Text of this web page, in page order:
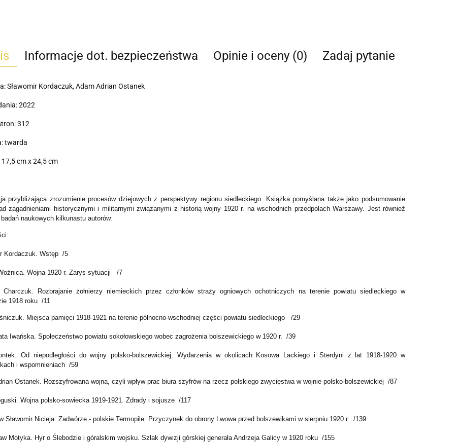
Informacje dot. bezpieczeństwa Opinie i oceny (0) Zadaj pytanie
Sławomir Kordaczuk, Adam Adrian Ostanek
2022
312
twarda
cm x 24,5 cm
przybliżająca zrozumienie procesów dziejowych z perspektywy regionu siedleckiego. Książka pomyślana także jako podsumowanie
zagadnieniami historycznymi i militarnymi związanymi z historią wojny 1920 r. na wschodnich przedpolach Warszawy. Jest również
naukowych kilkunastu autorów.
Kordaczuk. Wstęp /5
Wojna 1920 r. Zarys sytuacji /7
Charczuk. Rozbrajanie żołnierzy niemieckich przez członków straży ogniowych ochotniczych na terenie powiatu siedleckiego w
1918 roku /11
Miejsca pamięci 1918-1921 na terenie północno-wschodniej części powiatu siedleckiego /29
Iwańska. Społeczeństwo powiatu sokołowskiego wobec zagrożenia bolszewickiego w 1920 r. /39
Od niepodległości do wojny polsko-bolszewickiej. Wydarzenia w okolicach Kosowa Lackiego i Sterdyni z lat 1918-1920 w
i wspomnieniach /59
Ostanek. Rozszyfrowana wojna, czyli wpływ prac biura szyfrów na rzecz polskiego zwycięstwa w wojnie polsko-bolszewickiej /87
Wojna polsko-sowiecka 1919-1921. Zdrady i sojusze /117
Sławomir Nicieja. Zadwórze - polskie Termopile. Przyczynek do obrony Lwowa przed bolszewikami w sierpniu 1920 r. /139
Motyka. Hyr o Ślebodzie i góralskim wojsku. Szlak dywizji górskiej generała Andrzeja Galicy w 1920 roku /155